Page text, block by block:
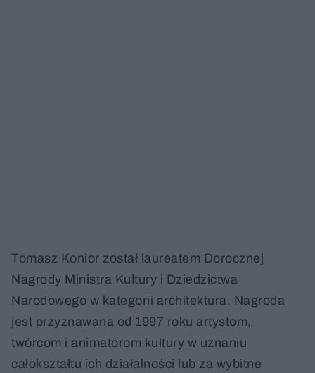
Tomasz Konior został laureatem Dorocznej
Nagrody Ministra Kultury i Dziedzictwa
Narodowego w kategorii architektura. Nagroda
jest przyznawana od 1997 roku artystom,
twórcom i animatorom kultury w uznaniu
całokształtu ich działalności lub za wybitne